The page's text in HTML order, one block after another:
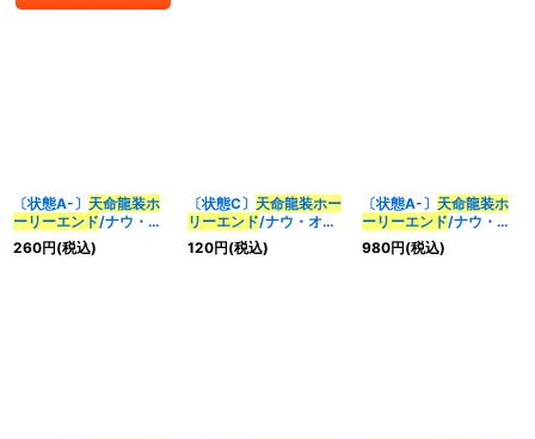
〔状態A-〕 天命龍装ホ
ーリーエンド/ナウ・オ
ア・ネバー【SR】
{RP12S1/S12}《多》
260円(税込)
〔状態C〕 天命龍装ホー
リーエンド/ナウ・オ
ア・ネバー【SR】
{RP12S1/S12}《多》
120円(税込)
〔状態A-〕 天命龍装ホ
ーリーエンド/ナウ・オ
ア・ネバー【SE】
{RP12S1秘/S12}《多》
980円(税込)